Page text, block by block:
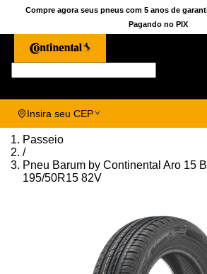
Compre agora seus pneus com 5 anos de
Pagando no PIX
Insira seu CEP
Passeio
/
Pneu Barum by Continental Aro 15
195/50R15 82V